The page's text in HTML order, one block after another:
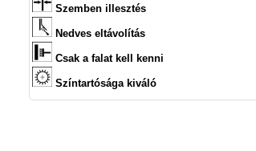
Szemben illesztés
Nedves eltávolítás
Csak a falat kell kenni
Színtartósága kiváló